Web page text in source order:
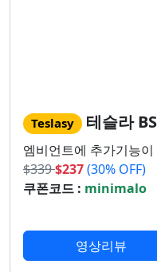
Teslasy 테슬라 BSD
엠비언트에 추가기능이
$339$237(30% OFF)
쿠폰코드 : minimalo
영상리뷰